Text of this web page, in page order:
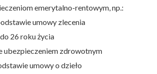
emerytalno-rentowym, np.:
umowy zlecenia
26 roku życia
ubezpieczeniem zdrowotnym
umowy o dzieło